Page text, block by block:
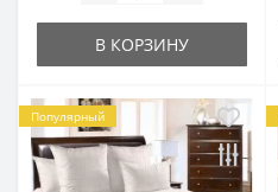
В КОРЗИНУ
Популярный